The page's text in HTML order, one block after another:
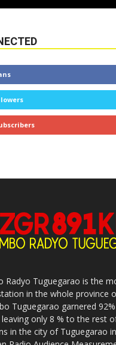
Radyo Tuguegarao is the
in the whole province
Tuguegarao garnered
leaving only 8 % to the rest
in the city of Tuguegarao